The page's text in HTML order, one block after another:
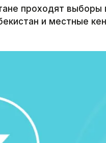
проходят выборы
и местные